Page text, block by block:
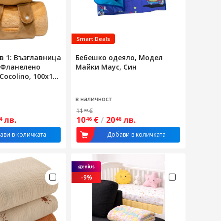
1: Възглавница
100x170
лв.
в количката
Smart Deals
Бебешко одеяло, Модел
Майки Маус, Син
в наличност
1103 €
1046 €/ 2046 лв.
Добави в количката
-9%